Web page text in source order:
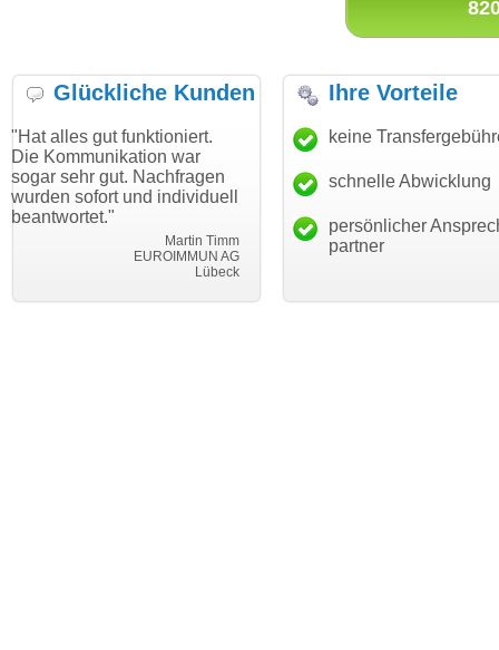
Glückliche Kunden
funktioniert.
war
Nachfragen
und individuell
"Danke für den schnellen
Transfer und guten Service!"
Thomas Schäfer
i can eckert communication GmbH
"Ich bin
haben.
mein
Ihre Vorteile
keine
schnelle Abwicklung
persönlicher
partner